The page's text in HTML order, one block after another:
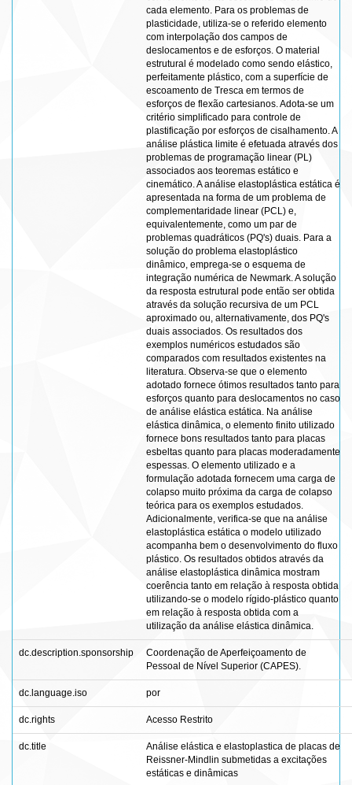
cada elemento. Para os problemas de
plasticidade, utiliza-se o referido elemento
com interpolação dos campos de
deslocamentos e de esforços. O material
estrutural é modelado como sendo elástico,
perfeitamente plástico, com a superfície de
escoamento de Tresca em termos de
esforços de flexão cartesianos. Adota-se um
critério simplificado para controle de
plastificação por esforços de cisalhamento. A
análise plástica limite é efetuada através dos
problemas de programação linear (PL)
associados aos teoremas estático e
cinemático. A análise elastoplástica estática é
apresentada na forma de um problema de
complementaridade linear (PCL) e,
equivalentemente, como um par de
problemas quadráticos (PQ's) duais. Para a
solução do problema elastoplástico
dinâmico, emprega-se o esquema de
integração numérica de Newmark. A solução
da resposta estrutural pode então ser obtida
através da solução recursiva de um PCL
aproximado ou, alternativamente, dos PQ's
duais associados. Os resultados dos
exemplos numéricos estudados são
comparados com resultados existentes na
literatura. Observa-se que o elemento
adotado fornece ótimos resultados tanto para
esforços quanto para deslocamentos no caso
de análise elástica estática. Na análise
elástica dinâmica, o elemento finito utilizado
fornece bons resultados tanto para placas
esbeltas quanto para placas moderadamente
espessas. O elemento utilizado e a
formulação adotada fornecem uma carga de
colapso muito próxima da carga de colapso
teórica para os exemplos estudados.
Adicionalmente, verifica-se que na análise
elastoplástica estática o modelo utilizado
acompanha bem o desenvolvimento do fluxo
plástico. Os resultados obtidos através da
análise elastoplástica dinâmica mostram
coerência tanto em relação à resposta obtida
utilizando-se o modelo rígido-plástico quanto
em relação à resposta obtida com a
utilização da análise elástica dinâmica.
dc.description.sponsorship
Coordenação de Aperfeiçoamento de
Pessoal de Nível Superior (CAPES).
dc.language.iso por
dc.rights Acesso Restrito
dc.title
Análise elástica e elastoplastica de placas de
Reissner-Mindlin submetidas a excitações
estáticas e dinâmicas